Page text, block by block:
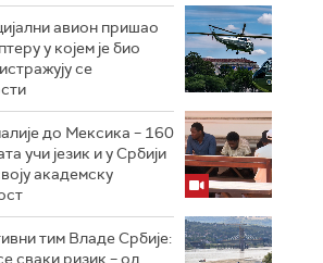
авион пришао
у којем је био
се
до Мексика – 160
учи језик и у Србији
академску
тим Владе Србије:
сваки ризик – од